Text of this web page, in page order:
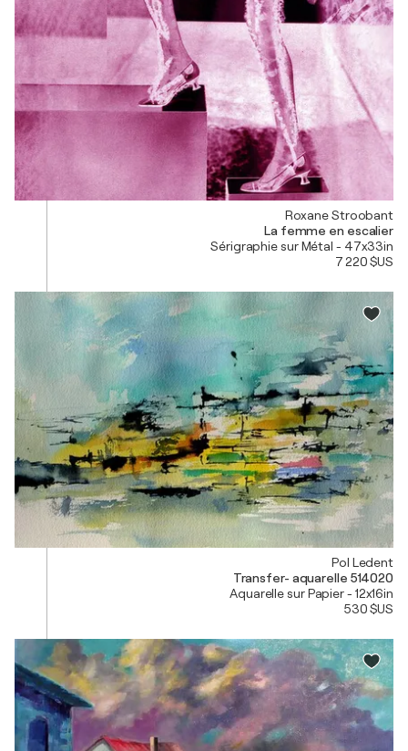
Roxane Stroobant
La femme en escalier
Sérigraphie sur Métal - 47x33in
7 220 $US
Pol Ledent
Transfer- aquarelle 514020
Aquarelle sur Papier - 12x16in
530 $US